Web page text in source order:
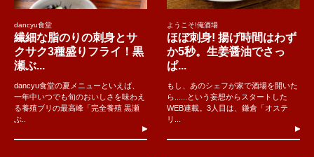
dancyu食堂
繊細な脂のりの刺身とサ
クサク3種盛りフライ！黒
瀬ぶ...
dancyu食堂の夏メニューといえば、
一年中いつでも旬のおいしさを味わえ
る養殖ブリの最高峰「完全養殖 黒瀬
ぶ..
ようこそ!俺酒場
ほぼ刺身! 揚げ時間はわず
か5秒。生姜醤油でさっ
ぱ...
もし、あのシェフが家で酒場を開いた
ら......という妄想からスタートした
WEB連載。3人目は、鎌倉「オステ
リ...